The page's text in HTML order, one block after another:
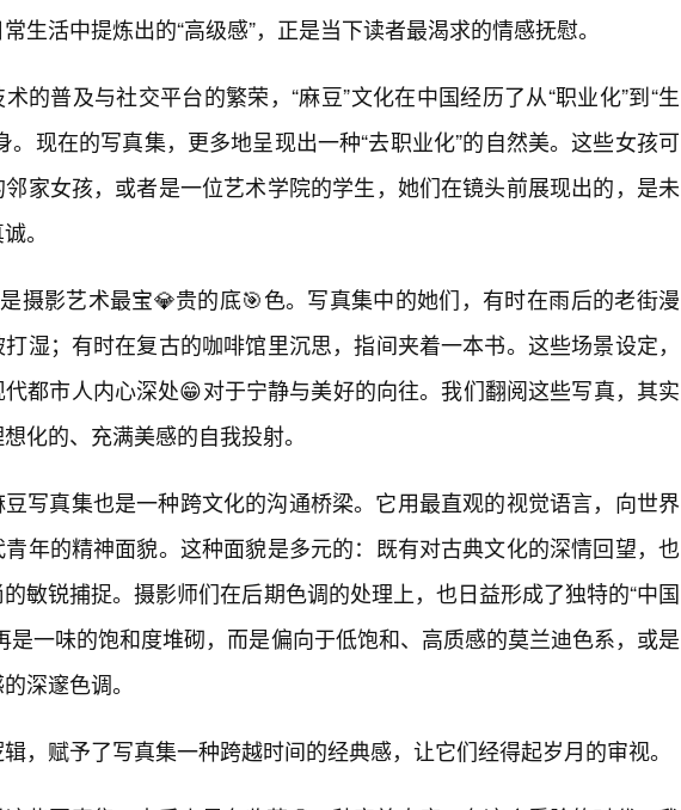
生活中提炼出的“高级感”，正是当下读者最渴求的情感抚慰。
的普及与社交平台的繁荣，“麻豆”文化在中国经历了从“职业化”到“生
。现在的写真集，更多地呈现出一种“去职业化”的自然美。这些女孩可
家女孩，或者是一位艺术学院的学生，她们在镜头前展现出的，是未
。
是摄影艺术最宝💎贵的底🎯色。写真集中的她们，有时在雨后的老街漫
湿；有时在复古的咖啡馆里沉思，指间夹着一本书。这些场景设定，
都市人内心深处😁对于宁静与美好的向往。我们翻阅这些写真，其实
化的、充满美感的自我投射。
写真集也是一种跨文化的沟通桥梁。它用最直观的视觉语言，向世界
年的精神面貌。这种面貌是多元的：既有对古典文化的深情回望，也
敏锐捕捉。摄影师们在后期色调的处理上，也日益形成了独特的“中国
一味的饱和度堆砌，而是偏向于低饱和、高质感的莫兰迪色系，或是
深邃色调。
，赋予了写真集一种跨越时间的经典感，让它们经得起岁月的审视。